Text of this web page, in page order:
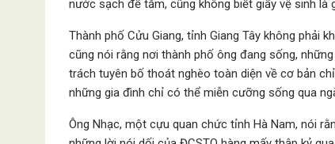
nước sạch để tắm, cũng không biết giấy vệ sinh là
Thành phố Cửu Giang, tỉnh Giang Tây không phải
cũng nói rằng nơi thành phố ông đang sống,
trách tuyên bố thoát nghèo toàn diện về cơ bản
những gia đình chỉ có thể miễn cưỡng sống qua
Ông Nhạc, một cựu quan chức tỉnh Hà Nam, nói